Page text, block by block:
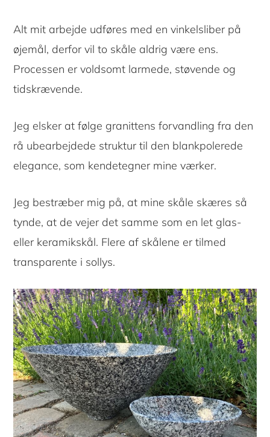
Alt mit arbejde udføres med en vinkelsliber på
øjemål, derfor vil to skåle aldrig være ens.
Processen er voldsomt larmede, støvende og
tidskrævende.
Jeg elsker at følge granittens forvandling fra den
rå ubearbejdede struktur til den blankpolerede
elegance, som kendetegner mine værker.
Jeg bestræber mig på, at mine skåle skæres så
tynde, at de vejer det samme som en let glas-
eller keramikskål. Flere af skålene er tilmed
transparente i sollys.